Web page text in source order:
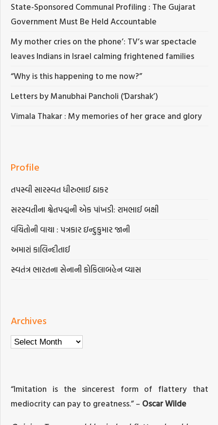
State-Sponsored Communal Profiling : The Gujarat
Government Must Be Held Accountable
My mother cries on the phone’: TV’s war spectacle
leaves Indians in Israel calming frightened families
“Why is this happening to me now?”
Letters by Manubhai Pancholi (‘Darshak’)
Vimala Thakar : My memories of her grace and glory
Profile
તપસ્વી સારસ્વત ધીરુભાઈ ઠાકર
સરસ્વતીના શ્વેતપદ્મની એક પાંખડી: રામભાઈ બક્ષી
વંચિતોની વાચા : પત્રકાર ઇન્દુકુમાર જાની
અમારાં કાલિન્દીતાઈ
સ્વતંત્ર ભારતના સેનાની કોકિલાબહેન વ્યાસ
Archives
Archives
“Imitation is the sincerest form of flattery that
mediocrity can pay to greatness.” – Oscar Wilde